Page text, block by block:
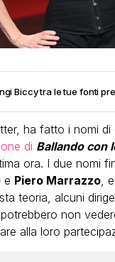
Biccy tra le tue fonti
ha fatto i nomi
di Ballando con
ora. I due nomi
e Piero Marrazzo,
teoria, alcuni
non
alla loro